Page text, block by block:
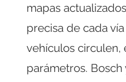
mapas
precisa de cada
vehículos circulen,
parámetros. Bosch